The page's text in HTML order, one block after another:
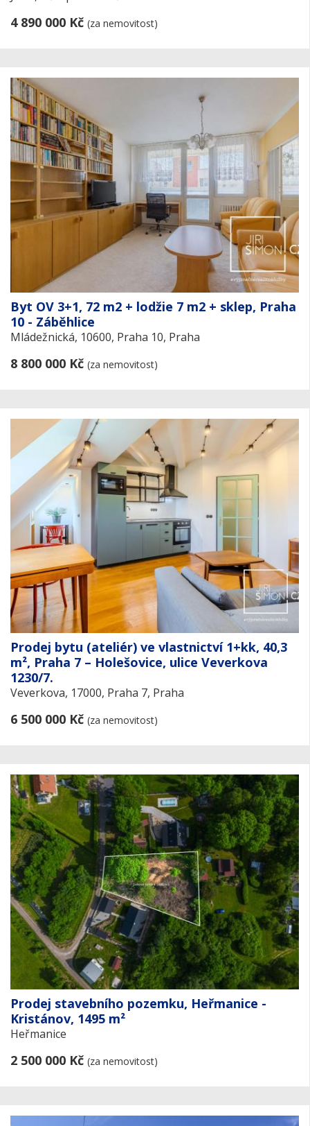
4 890 000 Kč (za nemovitost)
Byt OV 3+1, 72 m2 + lodžie 7 m2 + sklep, Praha
10 - Záběhlice
Mládežnická, 10600, Praha 10, Praha
8 800 000 Kč (za nemovitost)
Prodej bytu (ateliér) ve vlastnictví 1+kk, 40,3
m², Praha 7 – Holešovice, ulice Veverkova
1230/7.
Veverkova, 17000, Praha 7, Praha
6 500 000 Kč (za nemovitost)
Prodej stavebního pozemku, Heřmanice -
Kristánov, 1495 m²
Heřmanice
2 500 000 Kč (za nemovitost)